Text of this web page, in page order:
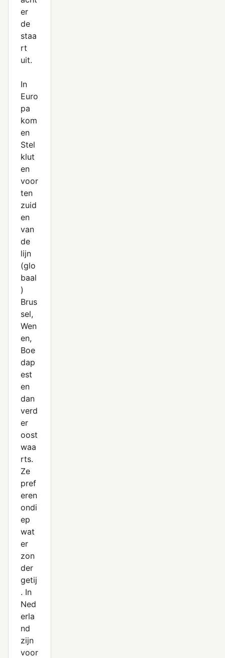
er
de
staa
rt
uit.
In
Euro
pa
kom
en
Stel
klut
en
voor
ten
zuid
en
van
de
lijn
(glo
baal
)
Brus
sel,
Wen
en,
Boe
dap
est
en
dan
verd
er
oost
waa
rts.
Ze
pref
eren
ondi
ep
wat
er
zon
der
getij
. In
Ned
erla
nd
zijn
voor